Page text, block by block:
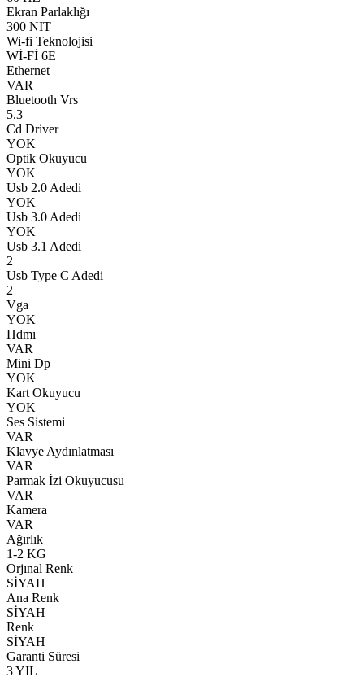
Ekran Parlaklığı
300 NIT
Wi-fi Teknolojisi
Wİ-Fİ 6E
Ethernet
VAR
Bluetooth Vrs
5.3
Cd Driver
YOK
Optik Okuyucu
YOK
Usb 2.0 Adedi
YOK
Usb 3.0 Adedi
YOK
Usb 3.1 Adedi
2
Usb Type C Adedi
2
Vga
YOK
Hdmı
VAR
Mini Dp
YOK
Kart Okuyucu
YOK
Ses Sistemi
VAR
Klavye Aydınlatması
VAR
Parmak İzi Okuyucusu
VAR
Kamera
VAR
Ağırlık
1-2 KG
Orjınal Renk
SİYAH
Ana Renk
SİYAH
Renk
SİYAH
Garanti Süresi
3 YIL